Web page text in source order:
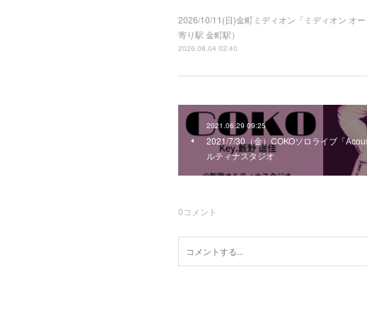
2026/10/11(日)金町ミディオン「ミディオン オ
寄り駅 金町駅）
2026.08.04 03:40
2021.06.29 09:25
2021/7/30（金）COKOソロライブ「
ルティナスタジオ
0コメント